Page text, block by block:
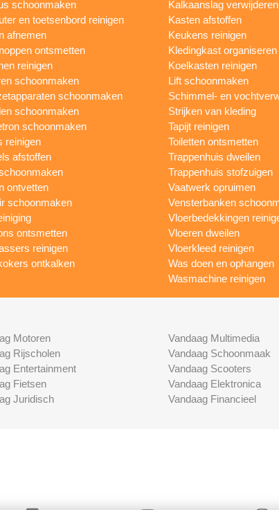
schoonmaken
en toetsenbord reinigen
afnemen
ontsmetten
reinigen
schoonmaken
schoonmaken
schoonmaken
schoonmaken
reinigen
afstoffen
ontvetten
schoonmaken
ontsmetten
reinigen
ontkalken
Kalkaanslag verwijderen
Kasten afstoffen
Keukens reinigen
Kledingkast organiseren
Koelkasten reinigen
Lift schoonmaken
Schimmel- en
Strijken van kleding
Tapijt reinigen
Toiletten ontsmetten
Trappenhuis dweilen
Trappenhuis stofzuigen
Vaatwerk opruimen
Vensterbanken
Vloerbedekkingen
Vloeren dweilen
Vloerkleed reinigen
Was doen en ophangen
Wasmachine reinigen
Motoren
Rijscholen
Entertainment
Fietsen
Juridisch
Vandaag Multimedia
Vandaag Schoonmaak
Vandaag Scooters
Vandaag Elektronica
Vandaag Financieel